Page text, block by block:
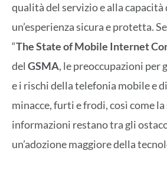
qualità del servizio e alla
un’esperienza sicura e protetta.
“The State of Mobile Internet
del GSMA, le preoccupazioni per
e i rischi della telefonia mobile e
minacce, furti e frodi, così come
informazioni restano tra gli
un’adozione maggiore della